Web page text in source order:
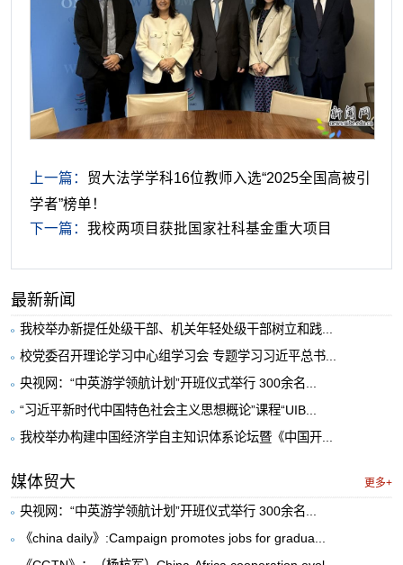
上一篇： 贸大法学学科16位教师入选“2025全国高被引
学者”榜单！
下一篇： 我校两项目获批国家社科基金重大项目
最新新闻
我校举办新提任处级干部、机关年轻处级干部树立和践...
校党委召开理论学习中心组学习会 专题学习习近平总书...
央视网：“中英游学领航计划”开班仪式举行 300余名...
“习近平新时代中国特色社会主义思想概论”课程“UIB...
我校举办构建中国经济学自主知识体系论坛暨《中国开...
媒体贸大 更多+
央视网：“中英游学领航计划”开班仪式举行 300余名...
《china daily》:Campaign promotes jobs for gradua...